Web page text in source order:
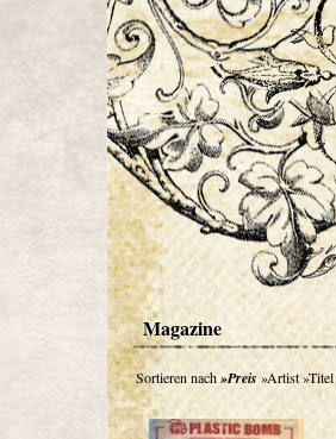
Magazine
Sortieren nach»Preis»Artist»Titel